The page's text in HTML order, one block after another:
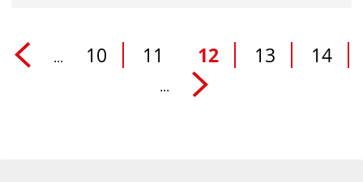
... 10 11 12 13 14
...